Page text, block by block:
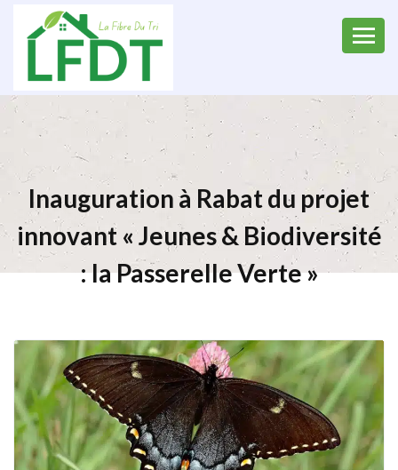
Inauguration à Rabat du projet
innovant « Jeunes & Biodiversité
: la Passerelle Verte »